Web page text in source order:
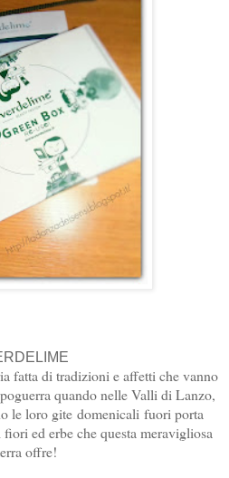
fatta di tradizioni e affetti che vanno
quando nelle Valli di Lanzo,
le loro gite domenicali fuori porta
ed erbe che questa meravigliosa
offre!